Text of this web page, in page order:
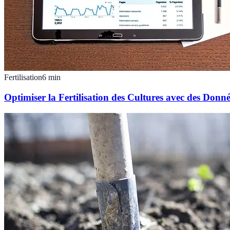
Fertilisation6 min
Optimiser la Fertilisation des Cultures avec des